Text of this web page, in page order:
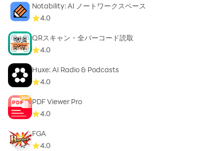
Notability: AI ノートワークスペース
4.0
QRスキャン・全バーコード読取
4.0
Huxe: AI Radio & Podcasts
4.0
PDF Viewer Pro
4.0
FGA
4.0